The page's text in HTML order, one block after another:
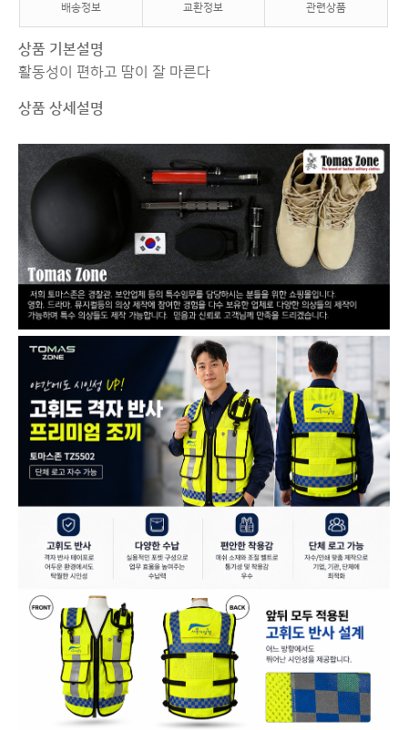
배송정보 교환정보 관련상품
상품 기본설명
활동성이 편하고 땀이 잘 마른다
상품 상세설명